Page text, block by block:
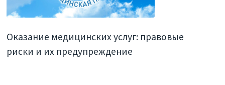
Оказание медицинских услуг: правовые
риски и их предупреждение